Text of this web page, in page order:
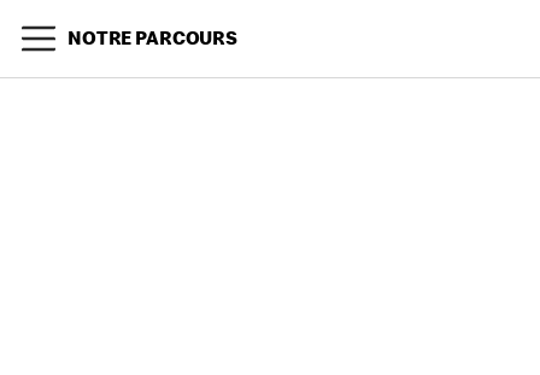
NOTRE PARCOURS